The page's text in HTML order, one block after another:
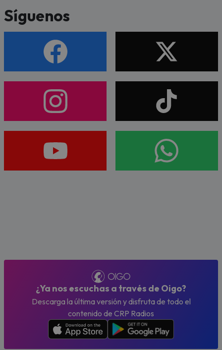
Síguenos
¿Ya nos escuchas a través de Oigo?
Descarga la última versión y disfruta de todo el
contenido de CRP Radios